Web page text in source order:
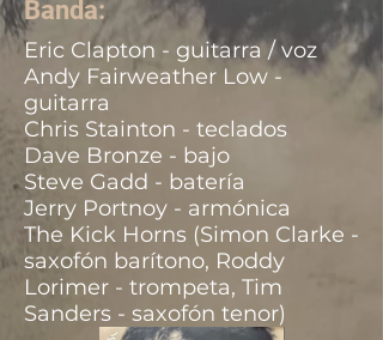
Osaka-Jo Hall en Osaka. La
gira fue muy bien recibida y es
recordada por su enfoque en
el blues, mostrando la
habilidad y pasión de Clapton
por este género musica
Banda:
Eric Clapton - guitarra / voz
Andy Fairweather Low -
guitarra
Chris Stainton - teclados
Dave Bronze - bajo
Steve Gadd - batería
Jerry Portnoy - armónica
The Kick Horns (Simon Clarke -
saxofón barítono, Roddy
Lorimer - trompeta, Tim
Sanders - saxofón tenor)